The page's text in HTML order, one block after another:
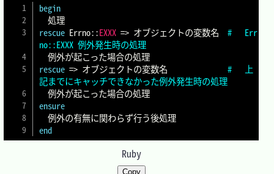
begin
  処理
rescue Errno::EXXX =>
#	Err
no::EXXX 例外発生時の処理
  例外が起こった場合の処理
rescue =>
#	上
記までにキャッチできなかった例外発生時の処理
  例外が起こった場合の処理
ensure
  例外の有無に関わらず行う後処理
end
Ruby
Copy